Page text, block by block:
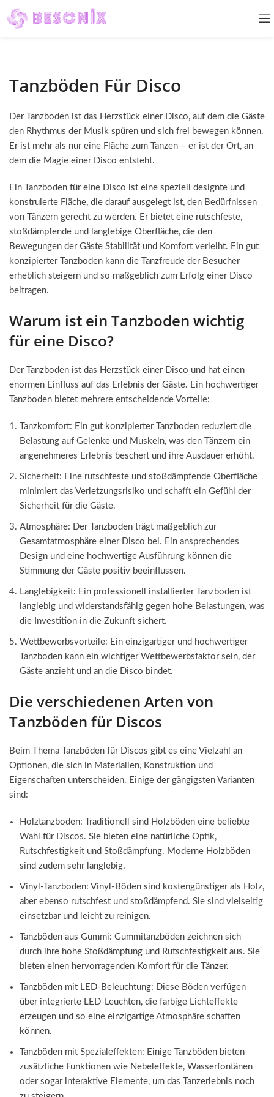
Tanzböden Für Disco
Der Tanzboden ist das Herzstück einer Disco, auf dem die Gäste
den Rhythmus der Musik spüren und sich frei bewegen können.
Er ist mehr als nur eine Fläche zum Tanzen – er ist der Ort, an
dem die Magie einer Disco entsteht.
Ein Tanzboden für eine Disco ist eine speziell designte und
konstruierte Fläche, die darauf ausgelegt ist, den Bedürfnissen
von Tänzern gerecht zu werden. Er bietet eine rutschfeste,
stoßdämpfende und langlebige Oberfläche, die den
Bewegungen der Gäste Stabilität und Komfort verleiht. Ein gut
konzipierter Tanzboden kann die Tanzfreude der Besucher
erheblich steigern und so maßgeblich zum Erfolg einer Disco
beitragen.
Warum ist ein Tanzboden wichtig
für eine Disco?
Der Tanzboden ist das Herzstück einer Disco und hat einen
enormen Einfluss auf das Erlebnis der Gäste. Ein hochwertiger
Tanzboden bietet mehrere entscheidende Vorteile:
Tanzkomfort: Ein gut konzipierter Tanzboden reduziert die
Belastung auf Gelenke und Muskeln, was den Tänzern ein
angenehmeres Erlebnis beschert und ihre Ausdauer erhöht.
Sicherheit: Eine rutschfeste und stoßdämpfende Oberfläche
minimiert das Verletzungsrisiko und schafft ein Gefühl der
Sicherheit für die Gäste.
Atmosphäre: Der Tanzboden trägt maßgeblich zur
Gesamtatmosphäre einer Disco bei. Ein ansprechendes
Design und eine hochwertige Ausführung können die
Stimmung der Gäste positiv beeinflussen.
Langlebigkeit: Ein professionell installierter Tanzboden ist
langlebig und widerstandsfähig gegen hohe Belastungen, was
die Investition in die Zukunft sichert.
Wettbewerbsvorteile: Ein einzigartiger und hochwertiger
Tanzboden kann ein wichtiger Wettbewerbsfaktor sein, der
Gäste anzieht und an die Disco bindet.
Die verschiedenen Arten von
Tanzböden für Discos
Beim Thema Tanzböden für Discos gibt es eine Vielzahl an
Optionen, die sich in Materialien, Konstruktion und
Eigenschaften unterscheiden. Einige der gängigsten Varianten
sind:
Holztanzboden: Traditionell sind Holzböden eine beliebte
Wahl für Discos. Sie bieten eine natürliche Optik,
Rutschfestigkeit und Stoßdämpfung. Moderne Holzböden
sind zudem sehr langlebig.
Vinyl-Tanzboden: Vinyl-Böden sind kostengünstiger als Holz,
aber ebenso rutschfest und stoßdämpfend. Sie sind vielseitig
einsetzbar und leicht zu reinigen.
Tanzböden aus Gummi: Gummitanzböden zeichnen sich
durch ihre hohe Stoßdämpfung und Rutschfestigkeit aus. Sie
bieten einen hervorragenden Komfort für die Tänzer.
Tanzböden mit LED-Beleuchtung: Diese Böden verfügen
über integrierte LED-Leuchten, die farbige Lichteffekte
erzeugen und so eine einzigartige Atmosphäre schaffen
können.
Tanzböden mit Spezialeffekten: Einige Tanzböden bieten
zusätzliche Funktionen wie Nebeleffekte, Wasserfontänen
oder sogar interaktive Elemente, um das Tanzerlebnis noch